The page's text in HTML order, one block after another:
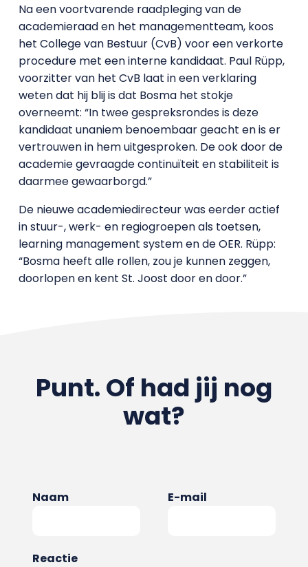
Na een voortvarende raadpleging van de
academieraad en het managementteam, koos
het College van Bestuur (CvB) voor een verkorte
procedure met een interne kandidaat. Paul Rüpp,
voorzitter van het CvB laat in een verklaring
weten dat hij blij is dat Bosma het stokje
overneemt: “In twee gespreksrondes is deze
kandidaat unaniem benoembaar geacht en is er
vertrouwen in hem uitgesproken. De ook door de
academie gevraagde continuïteit en stabiliteit is
daarmee gewaarborgd.”
De nieuwe academiedirecteur was eerder actief
in stuur-, werk- en regiogroepen als toetsen,
learning management system en de OER. Rüpp:
“Bosma heeft alle rollen, zou je kunnen zeggen,
doorlopen en kent St. Joost door en door.”
Punt. Of had jij nog
wat?
Naam E-mail
Reactie